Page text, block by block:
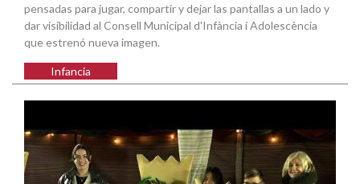
pensadas para jugar, compartir y dejar las pantallas a un lado y
dar visibilidad al Consell Municipal d'Infància i Adolescència
que estrenó nueva imagen.
Infancia